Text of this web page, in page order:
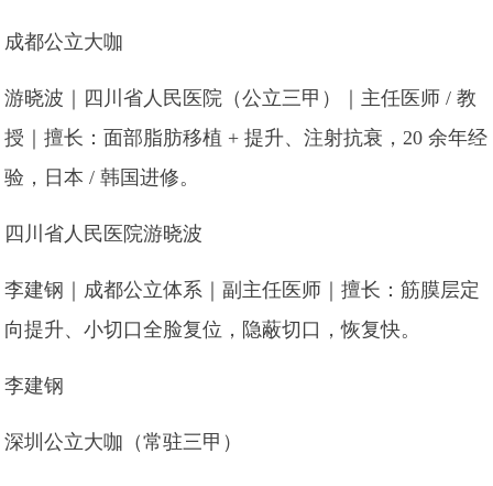
成都公立大咖
游晓波｜四川省人民医院（公立三甲）｜主任医师 / 教
授｜擅长：面部脂肪移植 + 提升、注射抗衰，20 余年经
验，日本 / 韩国进修。
四川省人民医院游晓波
李建钢｜成都公立体系｜副主任医师｜擅长：筋膜层定
向提升、小切口全脸复位，隐蔽切口，恢复快。
李建钢
深圳公立大咖（常驻三甲）